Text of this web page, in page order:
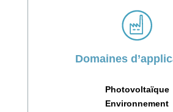
Domaines
Photovoltaïque
Environnement